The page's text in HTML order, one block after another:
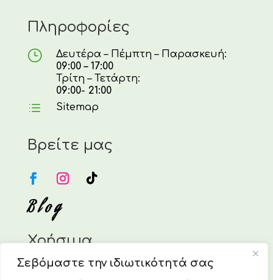
Σεβόμαστε την ιδιωτικότητά σας
Πληροφορίες
}
Δευτέρα – Πέμπτη – Παρασκευή:
09:00 – 17:00
Τρίτη – Τετάρτη:
09:00- 21:00
d Sitemap
Βρείτε μας
Blog
Χρήσιμα
Η Εταιρεία